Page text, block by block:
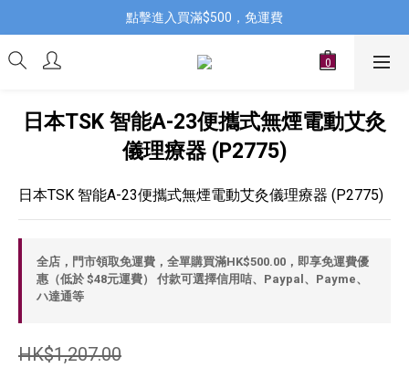
點擊進入買滿$500，免運費
日本TSK 智能A-23便攜式無煙電動艾灸
儀理療器 (P2775)
日本TSK 智能A-23便攜式無煙電動艾灸儀理療器 (P2775)
全店，門市領取免運費，全單購買滿HK$500.00，即享免運費優
惠（低於 $48元運費） 付款可選擇信用咭、Paypal、Payme、
ハ達通等
HK$1,207.00